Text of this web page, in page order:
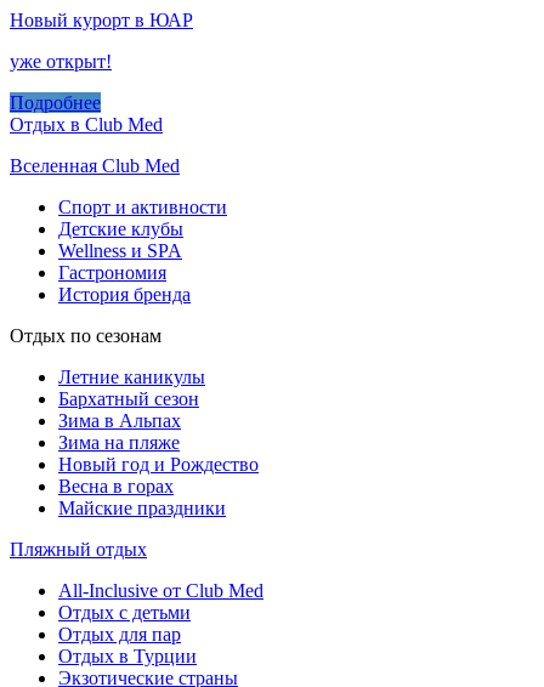
Новый курорт в ЮАР
уже открыт!
Подробнее
Отдых в Club Med
Вселенная Club Med
Спорт и активности
Детские клубы
Wellness и SPA
Гастрономия
История бренда
Отдых по сезонам
Летние каникулы
Бархатный сезон
Зима в Альпах
Зима на пляже
Новый год и Рождество
Весна в горах
Майские праздники
Пляжный отдых
All-Inclusive от Club Med
Отдых с детьми
Отдых для пар
Отдых в Турции
Экзотические страны